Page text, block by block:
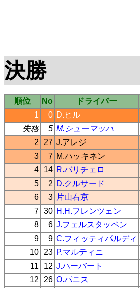
決勝
順位 No ドライバー
1
0 D.ヒル
失格
5 M.シューマッハ
2
27 J.アレジ
3
7 M.ハッキネン
4
14 R.バリチェロ
5
2 D.クルサード
6
3 片山右京
7 30 H.H.フレンツェン
8
6 J.フェルスタッペン
9
9 C.フィッティパルディ
10
23 P.マルティニ
11
12 J.ハーバート
12
26 O.パニス